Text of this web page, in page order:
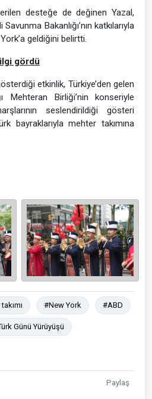
desteğe de değinen Yazal,
Bakanlığı’nın katkılarıyla
geldiğini belirtti.
gördü
etkinlik, Türkiye’den gelen
Mehteran Birliği’nin konseriyle
seslendirildiği gösteri
bayraklarıyla mehter takımına
#New York #ABD
Günü Yürüyüşü
Paylaş